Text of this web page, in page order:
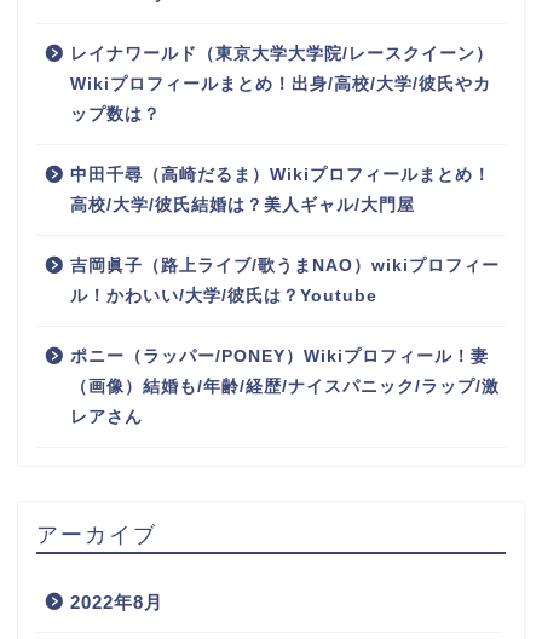
レイナワールド（東京大学大学院/レースクイーン）
Wikiプロフィールまとめ！出身/高校/大学/彼氏やカ
ップ数は？
中田千尋（高崎だるま）Wikiプロフィールまとめ！
高校/大学/彼氏結婚は？美人ギャル/大門屋
吉岡眞子（路上ライブ/歌うまNAO）wikiプロフィー
ル！かわいい/大学/彼氏は？Youtube
ポニー（ラッパー/PONEY）Wikiプロフィール！妻
（画像）結婚も/年齢/経歴/ナイスパニック/ラップ/激
レアさん
アーカイブ
2022年8月